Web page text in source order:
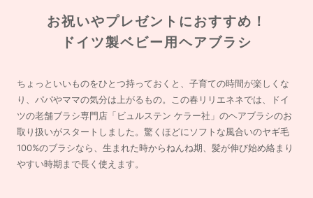
お祝いやプレゼントにおすすめ！
ドイツ製ベビー用ヘアブラシ
ちょっといいものをひとつ持っておくと、子育ての時間が楽しくな
り、パパやママの気分は上がるもの。この春リリエネネでは、ドイ
ツの老舗ブラシ専門店「ビュルステン ケラー社」のヘアブラシのお
取り扱いがスタートしました。驚くほどにソフトな風合いのヤギ毛
100%のブラシなら、生まれた時からねんね期、髪が伸び始め絡まり
やすい時期まで長く使えます。